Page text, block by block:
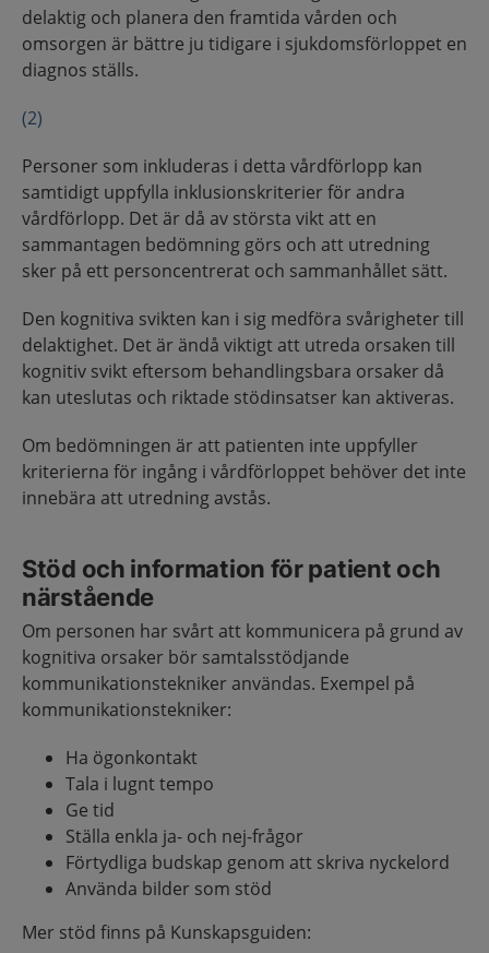
delaktig och planera den framtida vården och
omsorgen är bättre ju tidigare i sjukdomsförloppet en
diagnos ställs.
(2)
Personer som inkluderas i detta vårdförlopp kan
samtidigt uppfylla inklusionskriterier för andra
vårdförlopp. Det är då av största vikt att en
sammantagen bedömning görs och att utredning
sker på ett personcentrerat och sammanhållet sätt.
Den kognitiva svikten kan i sig medföra svårigheter till
delaktighet. Det är ändå viktigt att utreda orsaken till
kognitiv svikt eftersom behandlingsbara orsaker då
kan uteslutas och riktade stödinsatser kan aktiveras.
Om bedömningen är att patienten inte uppfyller
kriterierna för ingång i vårdförloppet behöver det inte
innebära att utredning avstås.
Stöd och information för patient och
närstående
Om personen har svårt att kommunicera på grund av
kognitiva orsaker bör samtalsstödjande
kommunikationstekniker användas. Exempel på
kommunikationstekniker:
Ha ögonkontakt
Tala i lugnt tempo
Ge tid
Ställa enkla ja- och nej-frågor
Förtydliga budskap genom att skriva nyckelord
Använda bilder som stöd
Mer stöd finns på Kunskapsguiden: